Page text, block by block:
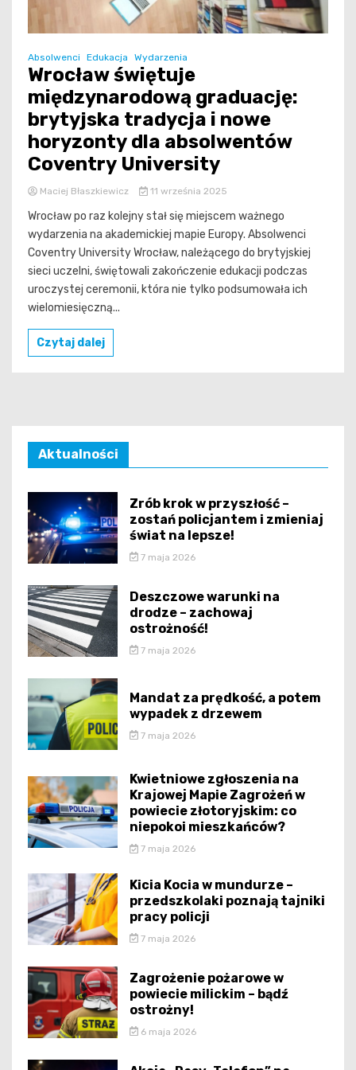
Absolwenci Edukacja Wydarzenia
Wrocław świętuje
międzynarodową graduację:
brytyjska tradycja i nowe
horyzonty dla absolwentów
Coventry University
Maciej Błaszkiewicz 11 września 2025
Wrocław po raz kolejny stał się miejscem ważnego
wydarzenia na akademickiej mapie Europy. Absolwenci
Coventry University Wrocław, należącego do brytyjskiej
sieci uczelni, świętowali zakończenie edukacji podczas
uroczystej ceremonii, która nie tylko podsumowała ich
wielomiesięczną...
Czytaj dalej
Aktualności
Zrób krok w przyszłość –
zostań policjantem i zmieniaj
świat na lepsze!
7 maja 2026
Deszczowe warunki na
drodze – zachowaj
ostrożność!
7 maja 2026
Mandat za prędkość, a potem
wypadek z drzewem
7 maja 2026
Kwietniowe zgłoszenia na
Krajowej Mapie Zagrożeń w
powiecie złotoryjskim: co
niepokoi mieszkańców?
7 maja 2026
Kicia Kocia w mundurze –
przedszkolaki poznają tajniki
pracy policji
7 maja 2026
Zagrożenie pożarowe w
powiecie milickim – bądź
ostrożny!
6 maja 2026